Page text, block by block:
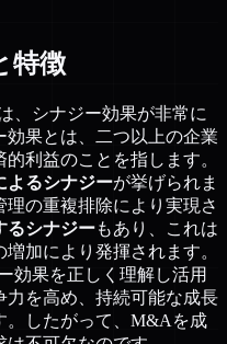
特徴
、シナジー効果が非常に
果とは、二つ以上の企業
利益のことを指します。
よるシナジーが挙げられま
の重複排除により実現さ
るシナジーもあり、これは
加により発揮されます。
効果を正しく理解し活用
を高め、持続可能な成長
。したがって、M&Aを成